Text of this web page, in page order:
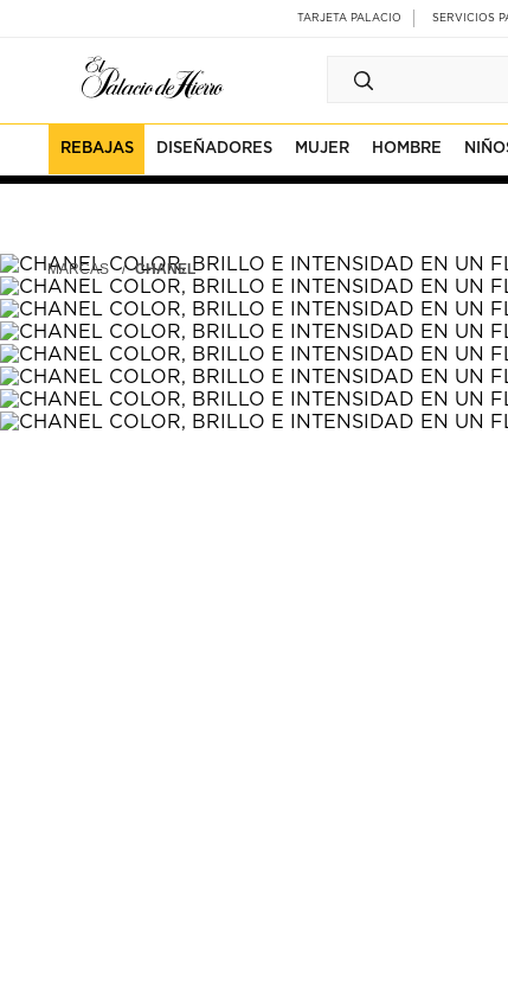
contenido
contenido
de
página
TARJETA PALACIO SERVICIOS
REBAJAS DISEÑADORES MUJER HOMBRE
MARCAS CHANEL